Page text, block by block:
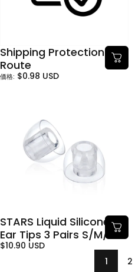
Shipping Protection by
Route
価格: $0.98 USD
STARS Liquid Silicone
Ear Tips 3 Pairs S/M/L
$10.90 USD
1
2